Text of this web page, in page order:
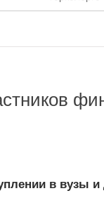
в вузы